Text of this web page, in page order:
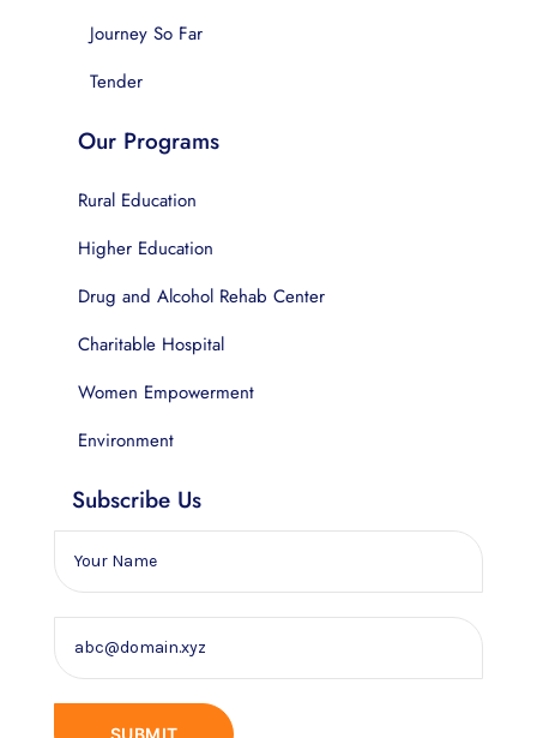
Journey So Far
Tender
Our Programs
Rural Education
Higher Education
Drug and Alcohol Rehab Center
Charitable Hospital
Women Empowerment
Environment
Subscribe Us